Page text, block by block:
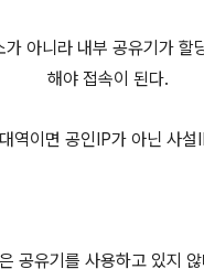
아니라 내부 공유기가 할
해야 접속이 된다.
역이면 공인IP가 아닌 사
공유기를 사용하고 있지 않